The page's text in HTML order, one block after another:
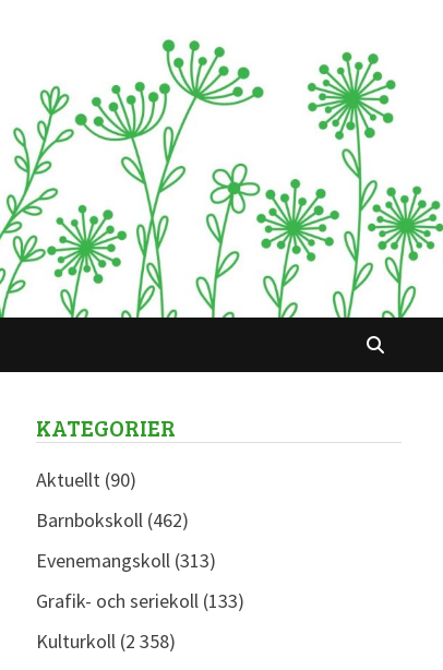
KATEGORIER
Aktuellt(90)
Barnbokskoll(462)
Evenemangskoll(313)
Grafik- och seriekoll(133)
Kulturkoll(2 358)